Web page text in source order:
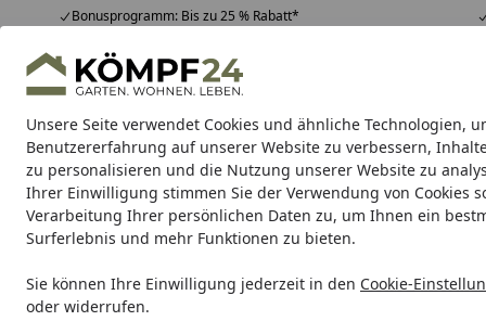
Unsere Seite verwendet Cookies und ähnliche Technologien,
Benutzererfahrung auf unserer Website zu verbessern,
zu personalisieren und die Nutzung unserer Website zu
Ihrer Einwilligung stimmen Sie der Verwendung von Cookies
Verarbeitung Ihrer persönlichen Daten zu, um Ihnen ein
Surferlebnis und mehr Funktionen zu bieten.
Sie können Ihre Einwilligung jederzeit in den Cookie-
oder widerrufen.
Bonusprogramm: Bis zu 25 % Rabatt*
Hotline07051 / 9 22 22
Mo-Fr. 8-16 Uhr 25.965 Bewertungen
Alle Produkte
Alle ProdukteHighlights Tipps & Tricks
Grill Gasgrill Holzkohlegrill Elektrogrill
Karibu Pools inkl.
Dein Traumpool im Sorglos-